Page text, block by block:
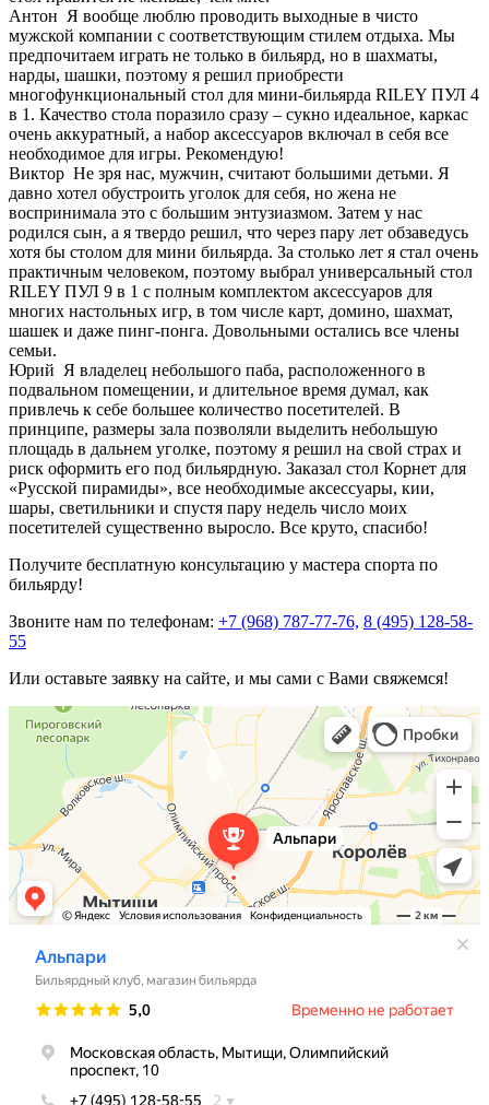
Антон Я вообще люблю проводить выходные в чисто
мужской компании с соответствующим стилем отдыха. Мы
предпочитаем играть не только в бильярд, но в шахматы,
нарды, шашки, поэтому я решил приобрести
многофункциональный стол для мини-бильярда RILEY ПУЛ 4
в 1. Качество стола поразило сразу – сукно идеальное, каркас
очень аккуратный, а набор аксессуаров включал в себя все
необходимое для игры. Рекомендую!
Виктор Не зря нас, мужчин, считают большими детьми. Я
давно хотел обустроить уголок для себя, но жена не
воспринимала это с большим энтузиазмом. Затем у нас
родился сын, а я твердо решил, что через пару лет обзаведусь
хотя бы столом для мини бильярда. За столько лет я стал очень
практичным человеком, поэтому выбрал универсальный стол
RILEY ПУЛ 9 в 1 с полным комплектом аксессуаров для
многих настольных игр, в том числе карт, домино, шахмат,
шашек и даже пинг-понга. Довольными остались все члены
семьи.
Юрий Я владелец небольшого паба, расположенного в
подвальном помещении, и длительное время думал, как
привлечь к себе большее количество посетителей. В
принципе, размеры зала позволяли выделить небольшую
площадь в дальнем уголке, поэтому я решил на свой страх и
риск оформить его под бильярдную. Заказал стол Корнет для
«Русской пирамиды», все необходимые аксессуары, кии,
шары, светильники и спустя пару недель число моих
посетителей существенно выросло. Все круто, спасибо!
Получите бесплатную консультацию у мастера спорта по
бильярду!
Звоните нам по телефонам: +7 (968) 787-77-76, 8 (495) 128-58-
55
Или оставьте заявку на сайте, и мы сами с Вами свяжемся!